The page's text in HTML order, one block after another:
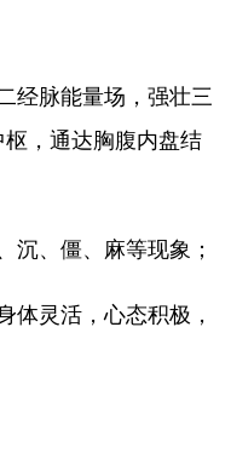
经脉能量场，强壮三
，通达胸腹内盘结
沉、僵、麻等现象；
体灵活，心态积极，